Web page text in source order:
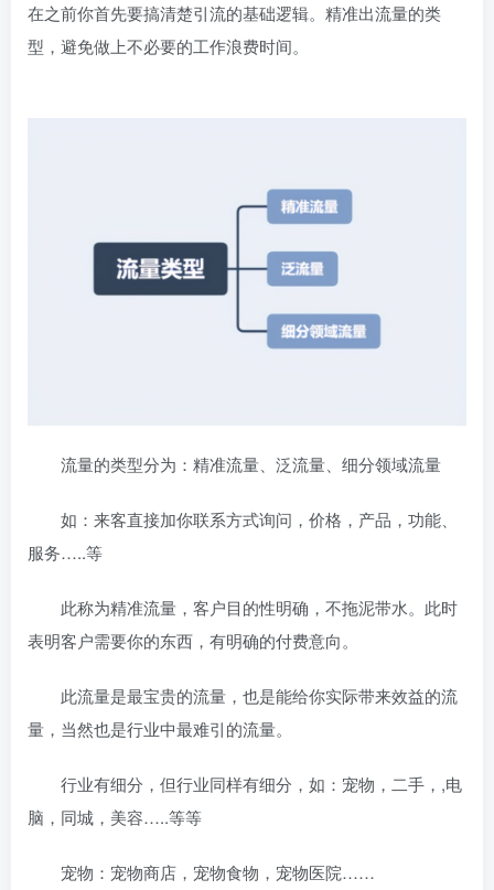
在之前你首先要搞清楚引流的基础逻辑。精准出流量的类
型，避免做上不必要的工作浪费时间。
流量的类型分为：精准流量、泛流量、细分领域流量
如：来客直接加你联系方式询问，价格，产品，功能、
服务…..等
此称为精准流量，客户目的性明确，不拖泥带水。此时
表明客户需要你的东西，有明确的付费意向。
此流量是最宝贵的流量，也是能给你实际带来效益的流
量，当然也是行业中最难引的流量。
行业有细分，但行业同样有细分，如：宠物，二手，,电
脑，同城，美容…..等等
宠物：宠物商店，宠物食物，宠物医院……